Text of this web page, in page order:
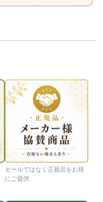
セールではなく正規品をお得
にご提供